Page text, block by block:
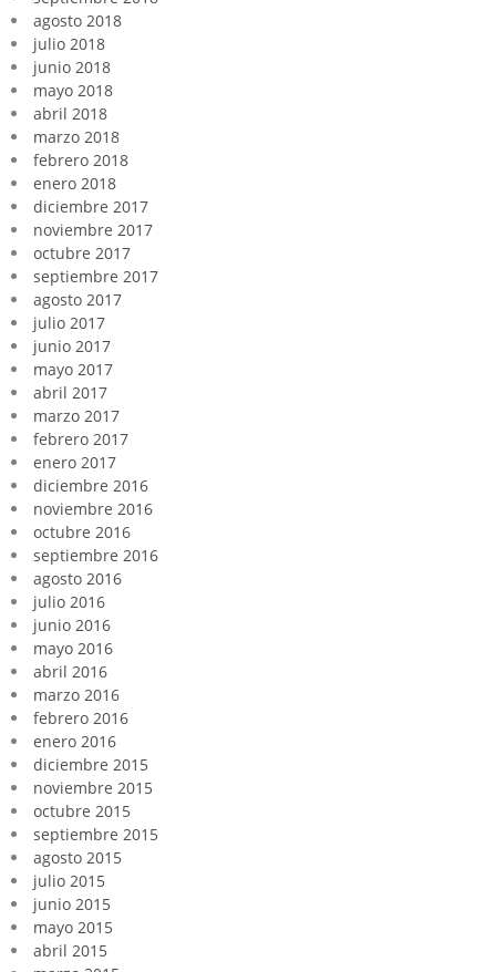
agosto 2018
julio 2018
junio 2018
mayo 2018
abril 2018
marzo 2018
febrero 2018
enero 2018
diciembre 2017
noviembre 2017
octubre 2017
septiembre 2017
agosto 2017
julio 2017
junio 2017
mayo 2017
abril 2017
marzo 2017
febrero 2017
enero 2017
diciembre 2016
noviembre 2016
octubre 2016
septiembre 2016
agosto 2016
julio 2016
junio 2016
mayo 2016
abril 2016
marzo 2016
febrero 2016
enero 2016
diciembre 2015
noviembre 2015
octubre 2015
septiembre 2015
agosto 2015
julio 2015
junio 2015
mayo 2015
abril 2015